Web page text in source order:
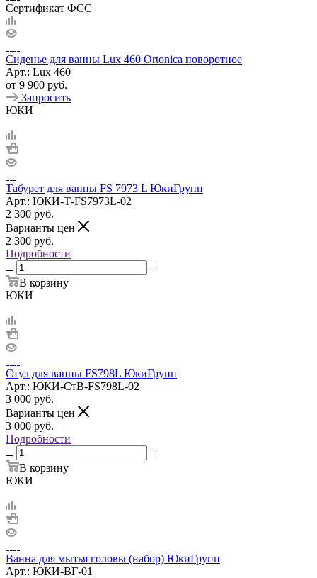
Сертификат ФСС
Сиденье для ванны Lux 460 Ortonica поворотное
Арт.: Lux 460
от 9 900 руб.
Запросить
ЮКИ
Табурет для ванны FS 7973 L ЮкиГрупп
Арт.: ЮКИ-Т-FS7973L-02
2 300 руб.
Варианты цен
2 300 руб.
Подробности
В корзину
ЮКИ
Стул для ванны FS798L ЮкиГрупп
Арт.: ЮКИ-СтВ-FS798L-02
3 000 руб.
Варианты цен
3 000 руб.
Подробности
В корзину
ЮКИ
Ванна для мытья головы (набор) ЮкиГрупп
Арт.: ЮКИ-ВГ-01